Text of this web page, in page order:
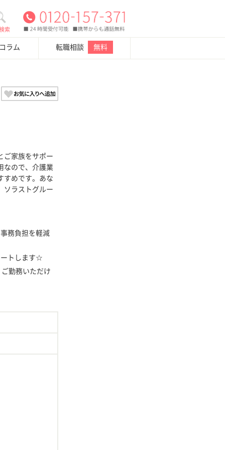
索
ラム 転職相談 無料
ご家族をサポー
なので、介護業
すめです。あな
ソラストグルー
務負担を軽減
ートします☆
勤務いただけ